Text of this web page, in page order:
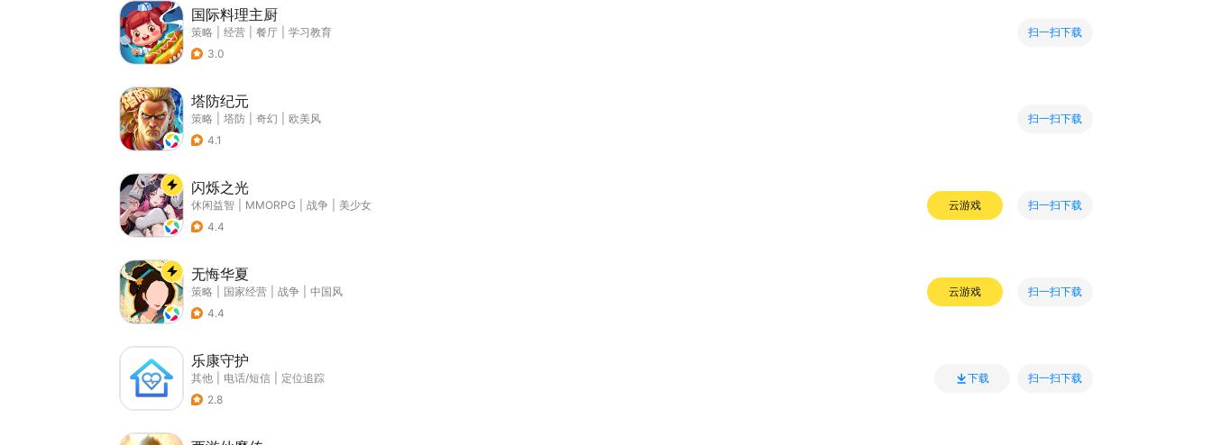
国际料理主厨
策略 经营 餐厅
学习教育
3.0
扫一扫下载
塔防纪元
策略 塔防 奇幻
欧美风
4.1
扫一扫下载
闪烁之光
休闲益智 MMORPG 战争
美少女
4.4
云游戏 扫一扫下载
无悔华夏
策略 国家经营 战争
中国风
4.4
云游戏 扫一扫下载
乐康守护
其他 电话/短信
定位追踪
2.8
下载 扫一扫下载